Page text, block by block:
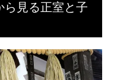
ら見る正室と子